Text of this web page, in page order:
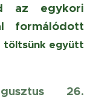
az egykori
formálódott
töltsünk együtt
26.